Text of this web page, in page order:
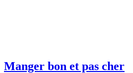
Manger bon et pas cher